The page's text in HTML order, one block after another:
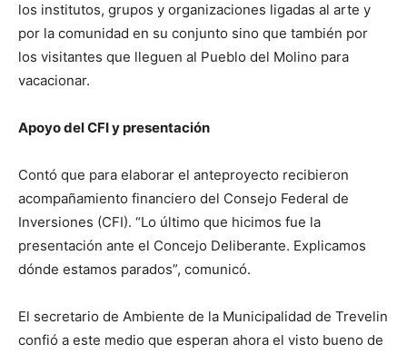
los institutos, grupos y organizaciones ligadas al arte y
por la comunidad en su conjunto sino que también por
los visitantes que lleguen al Pueblo del Molino para
vacacionar.
Apoyo del CFI y presentación
Contó que para elaborar el anteproyecto recibieron
acompañamiento financiero del Consejo Federal de
Inversiones (CFI). “Lo último que hicimos fue la
presentación ante el Concejo Deliberante. Explicamos
dónde estamos parados”, comunicó.
El secretario de Ambiente de la Municipalidad de Trevelin
confió a este medio que esperan ahora el visto bueno de